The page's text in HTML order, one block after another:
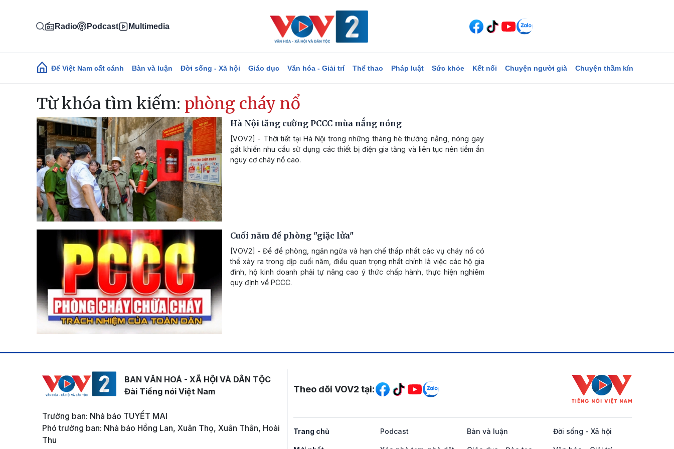
Radio Podcast Multimedia
Main navigation
Để Việt Nam cất cánh Bàn và luận Đời sống - Xã hội Giáo dục Văn hóa - Giải trí Thể thao Pháp luật Sức khỏe Kết nối Chuyện người già Chuyện thầm kín
Từ khóa tìm kiếm: phòng cháy nổ
Hà Nội tăng cường PCCC mùa nắng nóng
[VOV2] - Thời tiết tại Hà Nội trong những tháng hè thường nắng, nóng gay
gắt khiến nhu cầu sử dụng các thiết bị điện gia tăng và liên tục nên tiềm ẩn
nguy cơ cháy nổ cao.
Cuối năm đề phòng "giặc lửa"
[VOV2] - Để đề phòng, ngăn ngừa và hạn chế thấp nhất các vụ cháy nổ có
thể xảy ra trong dịp cuối năm, điều quan trọng nhất chính là việc các hộ gia
đình, hộ kinh doanh phải tự nâng cao ý thức chấp hành, thực hiện nghiêm
quy định về PCCC.
BAN VĂN HOÁ - XÃ HỘI VÀ DÂN TỘC
Đài Tiếng nói Việt Nam
Trưởng ban: Nhà báo TUYẾT MAI
Phó trưởng ban: Nhà báo Hồng Lan, Xuân Thọ, Xuân Thân, Hoài
Thu
Mạng xã hội
Theo dõi VOV2 tại:
Trang chủ Podcast Bàn và luận Đời sống - Xã hội